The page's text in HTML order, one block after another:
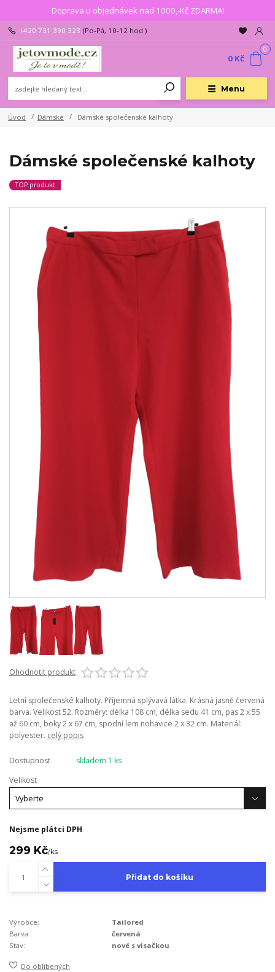
Doprava u objednávek nad 1000,-Kč ZDARMA!
Menu
+420 731 390 323 (Po-Pá, 10-12 hod.)
0
0 Kč
Úvod Dámské Dámské společenské kalhoty
Dámské společenské kalhoty
TOP produkt
Ohodnotit produkt
Letní společenské kalhoty. Příjemná splývavá látka. Krásná jasně červená
barva. Velikost 52. Rozměry: délka 108 cm, délka sedu 41 cm, pas 2 x 55
až 60 cm, boky 2 x 67 cm, spodní lem nohavice 2 x 32 cm. Materiál:
polyester. celý popis
Dostupnost
skladem 1 ks
Velikost
Nejsme plátci DPH
299 Kč/ks
Přidat do košíku
Výrobce:
Tailored
Barva:
červená
Stav:
nové s visačkou
Do oblíbených